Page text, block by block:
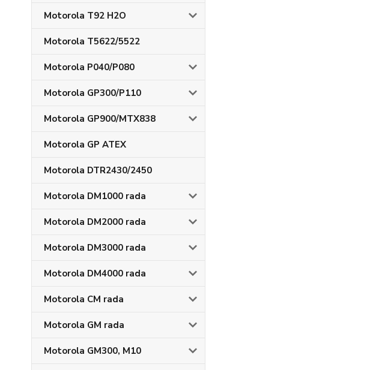
Motorola T92 H2O
Motorola T5622/5522
Motorola P040/P080
Motorola GP300/P110
Motorola GP900/MTX838
Motorola GP ATEX
Motorola DTR2430/2450
Motorola DM1000 rada
Motorola DM2000 rada
Motorola DM3000 rada
Motorola DM4000 rada
Motorola CM rada
Motorola GM rada
Motorola GM300, M10